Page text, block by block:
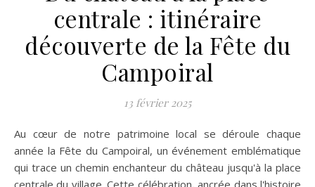
centrale : itinéraire
découverte de la Fête du
Campoiral
13 février 2025
Au cœur de notre patrimoine local se déroule chaque
année la Fête du Campoiral, un événement emblématique
qui trace un chemin enchanteur du château jusqu'à la place